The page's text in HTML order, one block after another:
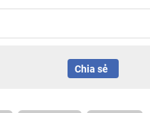
Chia sẻ